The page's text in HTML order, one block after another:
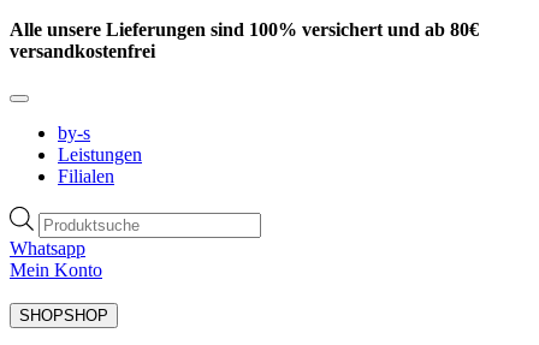
Zum
Inhalt
Alle unsere Lieferungen sind 100% versichert und ab 80€
versandkostenfrei
by-s
Leistungen
Filialen
Products
search
Whatsapp
Mein Konto
SHOPSHOP